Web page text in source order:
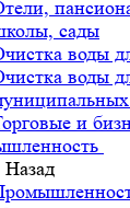
сады
воды
воды
и
Назад